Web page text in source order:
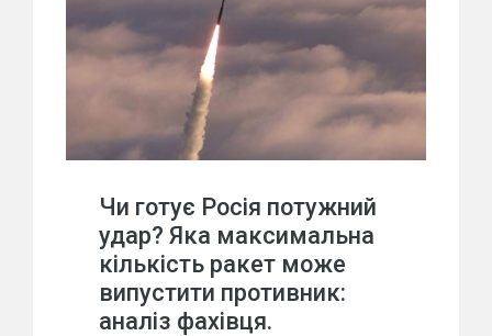
Чи готує Росія потужний
удар? Яка максимальна
кількість ракет може
випустити противник:
аналіз фахівця.